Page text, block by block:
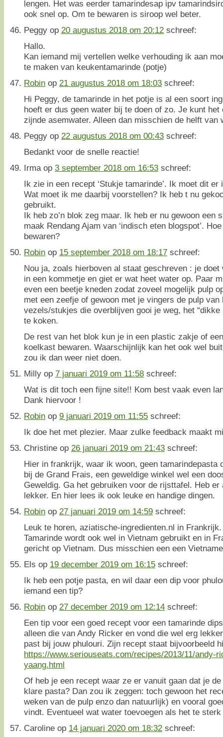
lengen. Het was eerder tamarindesap ipv
ook snel op. Om te bewaren is siroop wel beter.
Peggy op 20 augustus 2018 om 20:12 schreef:
Hallo.
Kan iemand mij vertellen welke verhouding ik aan
te maken van keukentamarinde (potje)
Robin op 21 augustus 2018 om 18:03 schreef:
Hi Peggy, de tamarinde in het potje is al een soort
hoeft er dus geen water bij te doen of zo. Je kunt
zijnde asemwater. Alleen dan misschien de helft
Peggy op 22 augustus 2018 om 00:43 schreef:
Bedankt voor de snelle reactie!
Irma op 3 september 2018 om 16:53 schreef:
Ik zie in een recept ‘Stukje tamarinde’. Ik moet dit
Wat moet ik me daarbij voorstellen? Ik heb t nu
gebruikt.
Ik heb zo’n blok zeg maar. Ik heb er nu gewoon een
maak Rendang Ajam van ‘indisch eten blogspot’.
bewaren?
Robin op 15 september 2018 om 18:17 schreef:
Nou ja, zoals hierboven al staat geschreven : je
in een kommetje en giet er wat heet water op. Paar
even een beetje kneden zodat zoveel mogelijk pulp
met een zeefje of gewoon met je vingers de pulp
vezels/stukjes die overblijven gooi je weg, het “dikke
te koken.
De rest van het blok kun je in een plastic zakje of
koelkast bewaren. Waarschijnlijk kan het ook wel
zou ik dan weer niet doen.
Milly op 7 januari 2019 om 11:58 schreef:
Wat is dit toch een fijne site!! Kom best vaak even
Dank hiervoor !
Robin op 9 januari 2019 om 11:55 schreef:
Ik doe het met plezier. Maar zulke feedback maakt
Christine op 26 januari 2019 om 21:43 schreef:
Hier in frankrijk, waar ik woon, geen tamarindepasta
bij de Grand Frais, een geweldige winkel wel een
Geweldig. Ga het gebruiken voor de rijsttafel. Heb
lekker. En hier lees ik ook leuke en handige dingen.
Robin op 27 januari 2019 om 14:59 schreef:
Leuk te horen, aziatische-ingredienten.nl in
Tamarinde wordt ook wel in Vietnam gebruikt en in
gericht op Vietnam. Dus misschien een een
Els op 19 december 2019 om 16:15 schreef:
Ik heb een potje pasta, en wil daar een dip voor
iemand een tip?
Robin op 27 december 2019 om 12:14 schreef:
Een tip voor een goed recept voor een tamarinde
alleen die van Andy Ricker en vond die wel erg
past bij jouw phulouri. Zijn recept staat bijvoorbeeld
https://www.seriouseats.com/recipes/2013/11/andy-
yaang.html
Of heb je een recept waar ze er vanuit gaan dat je
klare pasta? Dan zou ik zeggen: toch gewoon het
weken van de pulp enzo dan natuurlijk) en vooral
vindt. Eventueel wat water toevoegen als het te
Caroline op 14 januari 2020 om 18:32 schreef: